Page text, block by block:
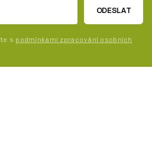
ODESLAT
s podmínkami zpracování osobních